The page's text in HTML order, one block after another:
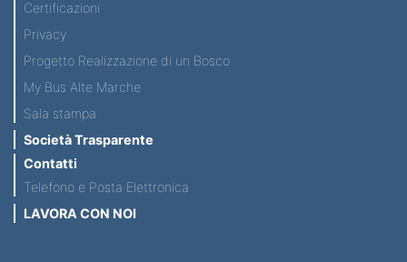
Certificazioni
Privacy
Progetto Realizzazione di un Bosco
My Bus Alte Marche
Sala stampa
Società Trasparente
Contatti
Telefono e Posta Elettronica
LAVORA CON NOI